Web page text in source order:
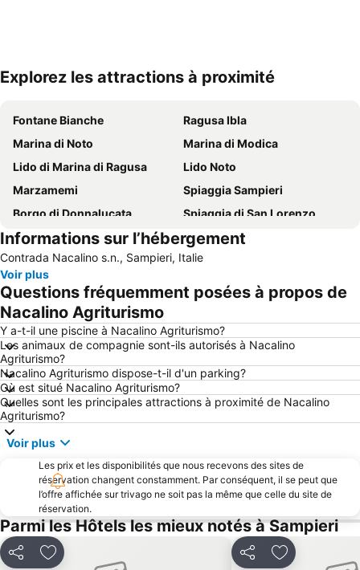
Explorez les attractions à proximité
Fontane Bianche
Ragusa Ibla
Marina di Noto
Marina di Modica
Lido di Marina di Ragusa
Lido Noto
Marzamemi
Spiaggia Sampieri
Borgo di Donnalucata
Spiaggia di San Lorenzo
Ile de Correnti
Giardino Ibleo
Lido Noto
Lido Avola
Playa Grande
Donnafugata
Lago di Santa Rosalia
Punta Braccetto
Late Baroque Towns of the Val di Noto
Scoglitti
La cava di Ispica
Santa Maria del Focallo
Porto Turistico di Marina di Ragusa
Réserve naturelle de Vendicari
île du cap Passero
Spiaggia Ognina
Informations sur l’hébergement
Contrada Nacalino s.n., Sampieri, Italie
Voir plus
Questions fréquemment posées à propos de
Nacalino Agriturismo
Y a-t-il une piscine à Nacalino Agriturismo?
Les animaux de compagnie sont-ils autorisés à Nacalino
Agriturismo?
Nacalino Agriturismo dispose-t-il d'un parking?
Où est situé Nacalino Agriturismo?
Quelles sont les principales attractions à proximité de Nacalino
Agriturismo?
Voir plus
Les prix et les disponibilités que nous recevons des sites de
réservation changent constamment. Par conséquent, il se peut que
l’offre affichée sur trivago ne soit pas la même que celle du site de
réservation.
Parmi les Hôtels les mieux notés à Sampieri
PartagerAjouter à mes favoris PartagerAjouter à